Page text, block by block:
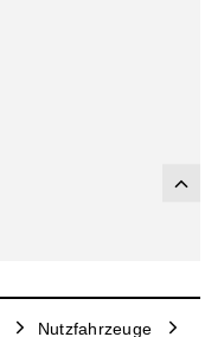
Nutzfahrzeuge